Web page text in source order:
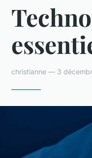
christianne — 3